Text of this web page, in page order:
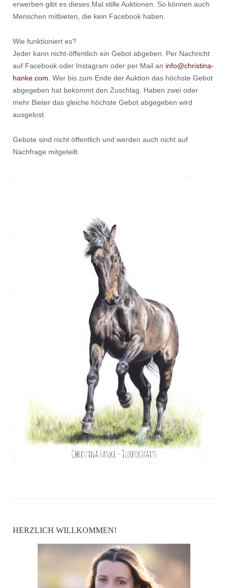
erwerben gibt es dieses Mal stille Auktionen. So können auch
Menschen mitbieten, die kein Facebook haben.
Wie funktioniert es?
Jeder kann nicht-öffentlich ein Gebot abgeben. Per Nachricht
auf Facebook oder Instagram oder per Mail an info@christina-
hanke.com. Wer bis zum Ende der Auktion das höchste Gebot
abgegeben hat bekommt den Zuschlag. Haben zwei oder
mehr Bieter das gleiche höchste Gebot abgegeben wird
ausgelost.
Gebote sind nicht öffentlich und werden auch nicht auf
Nachfrage mitgeteilt.
HERZLICH WILLKOMMEN!